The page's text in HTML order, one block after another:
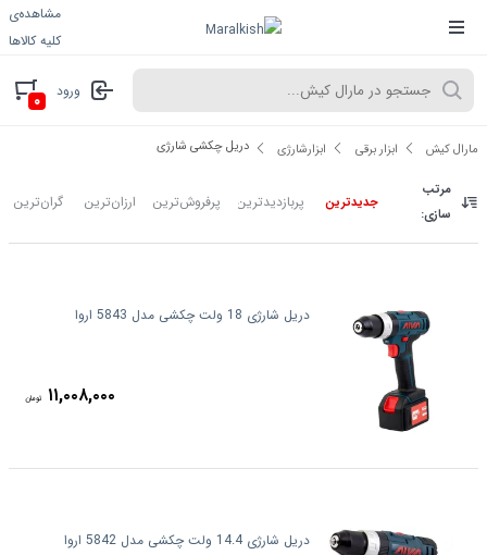
مشاهده‌ی
کلیه کالاها
ورود ۰
مارال کیش ابزار برقی ابزارشارژی دریل چکشی شارژی
مرتب
سازی:
جدیدترین پربازدیدترین پرفروش‌ترین ارزان‌ترین گران‌ترین
دریل شارژی 18 ولت چکشی مدل 5843 اروا
۱۱,۰۰۸,۰۰۰ تومان
دریل شارژی 14.4 ولت چکشی مدل 5842 اروا